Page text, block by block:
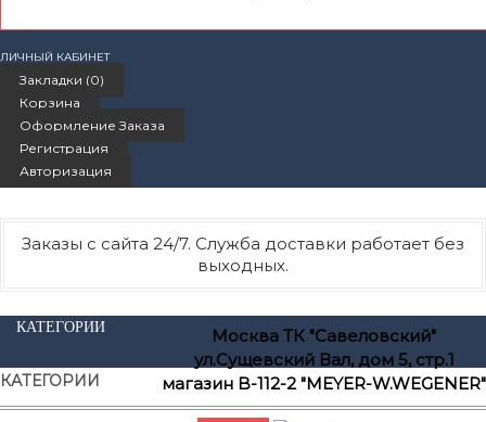
ЛИЧНЫЙ КАБИНЕТ
Закладки (0)
Корзина
Оформление Заказа
Регистрация
Авторизация
Заказы с сайта 24/7. Служба доставки работает без
выходных.
Москва ТК "Савеловский"
ул.Сущевский Вал, дом 5, стр.1
магазин B-112-2 "MEYER-W.WEGENER"
КАТЕГОРИИ
КАТЕГОРИИ